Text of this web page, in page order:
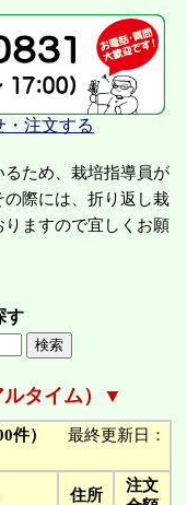
・注文する
ため、栽培指導員が
際には、折り返し栽
ますので宜しくお願
す
タイム）▼